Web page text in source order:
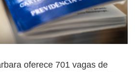
oferece 701 vagas de